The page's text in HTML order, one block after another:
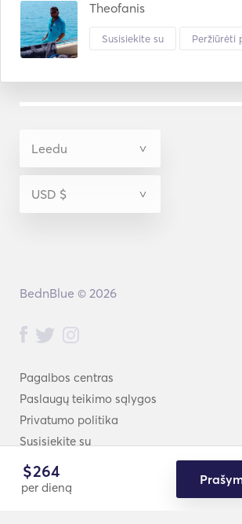
Theofanis
Susisiekite su Peržiūrėti
$264
per dieną
Pagalbos centras
Paslaugų teikimo sąlygos
Privatumo politika
Susisiekite su
BednBlue © 2026